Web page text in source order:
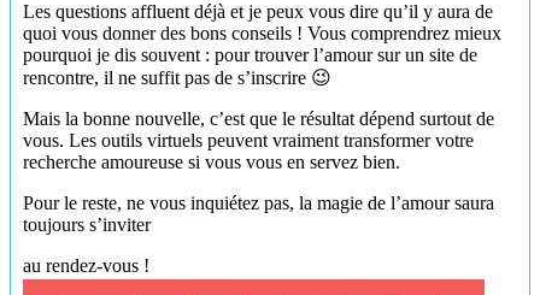
Les questions affluent déjà et je peux vous dire qu’il y aura de
quoi vous donner des bons conseils ! Vous comprendrez mieux
pourquoi je dis souvent : pour trouver l’amour sur un site de
rencontre, il ne suffit pas de s’inscrire 😉
Mais la bonne nouvelle, c’est que le résultat dépend surtout de
vous. Les outils virtuels peuvent vraiment transformer votre
recherche amoureuse si vous vous en servez bien.
Pour le reste, ne vous inquiétez pas, la magie de l’amour saura
toujours s’inviter
au rendez-vous !